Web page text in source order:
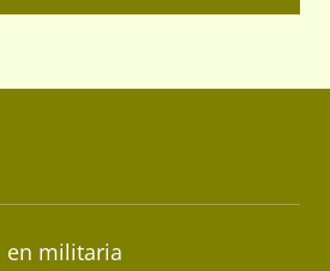
en militaria